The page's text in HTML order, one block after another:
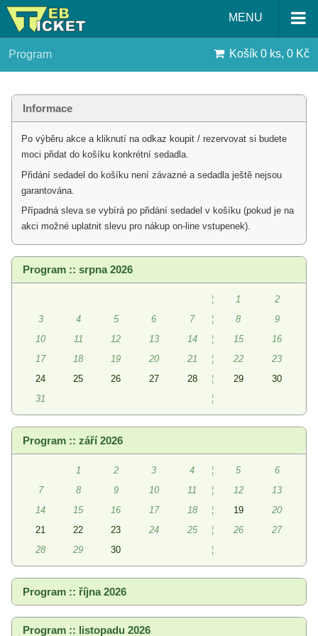
MENU
Program Košík 0 ks, 0 Kč
Informace
Po výběru akce a kliknutí na odkaz koupit / rezervovat si budete
moci přidat do košíku konkrétní sedadla.
Přidání sedadel do košíku není závazné a sedadla ještě nejsou
garantována.
Případná sleva se vybírá po přidání sedadel v košíku (pokud je na
akci možné uplatnit slevu pro nákup on-line vstupenek).
Program :: srpna 2026
¦ 1
2
3
4 5 6 7 ¦ 8
9
10
11 12 13 14 ¦ 15
16
17
18 19 20 21 ¦ 22
23
24
25 26 27 28 ¦ 29
30
31
¦
Program :: září 2026
1 2 3 4 ¦ 5
6
7
8 9 10 11 ¦ 12
13
14
15 16 17 18 ¦ 19
20
21
22 23 24 25 ¦ 26
27
28
29 30 ¦
Program :: října 2026
Program :: listopadu 2026